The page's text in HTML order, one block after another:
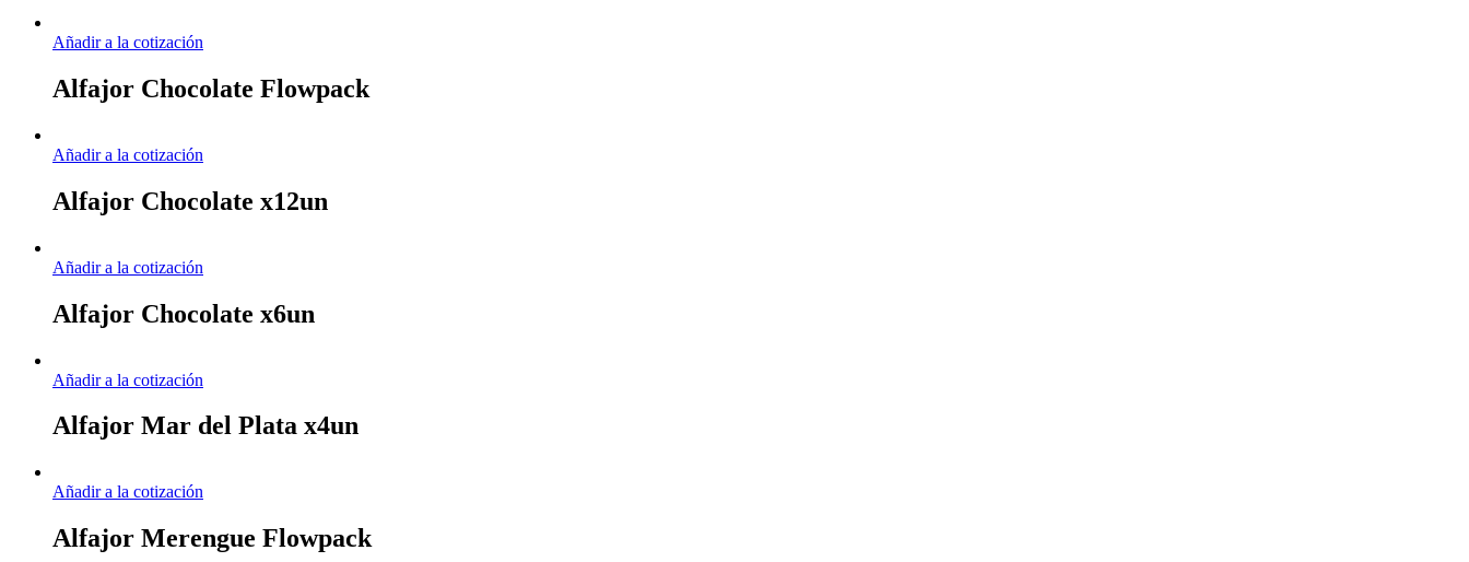
Añadir a la cotización
Alfajor Chocolate Flowpack
Añadir a la cotización
Alfajor Chocolate x12un
Añadir a la cotización
Alfajor Chocolate x6un
Añadir a la cotización
Alfajor Mar del Plata x4un
Añadir a la cotización
Alfajor Merengue Flowpack